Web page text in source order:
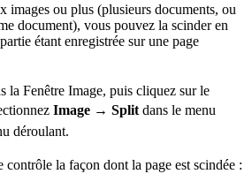
images ou plus (plusieurs documents, ou
document), vous pouvez la scinder en
étant enregistrée sur une page
la Fenêtre Image, puis cliquez sur le
Image → Split dans le menu
déroulant.
la façon dont la page est scindée :